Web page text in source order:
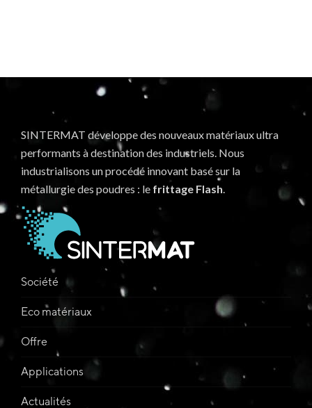
SINTERMAT développe des nouveaux matériaux ultra
performants à destination des industriels. Nous
industrialisons un procédé innovant basé sur la
métallurgie des poudres : le frittage Flash.
Société
Eco matériaux
Offre
Applications
Actualités